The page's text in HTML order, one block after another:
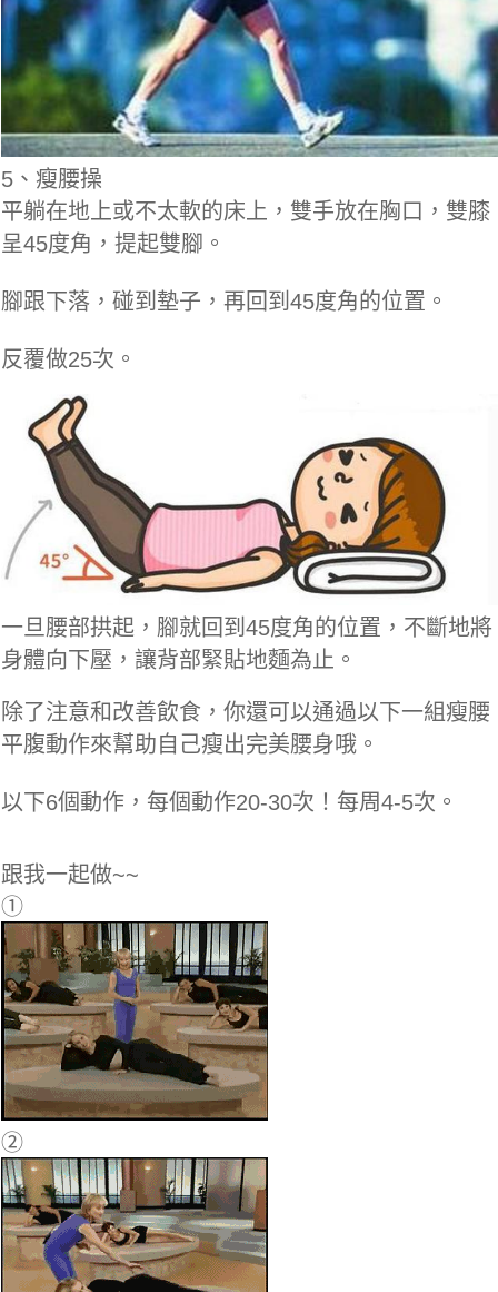
5、瘦腰操
平躺在地上或不太軟的床上，雙手放在胸口，雙膝
呈45度角，提起雙腳。
腳跟下落，碰到墊子，再回到45度角的位置。
反覆做25次。
一旦腰部拱起，腳就回到45度角的位置，不斷地將
身體向下壓，讓背部緊貼地麵為止。
除了注意和改善飲食，你還可以通過以下一組瘦腰
平腹動作來幫助自己瘦出完美腰身哦。
以下6個動作，每個動作20-30次！每周4-5次。
跟我一起做~~
①
②